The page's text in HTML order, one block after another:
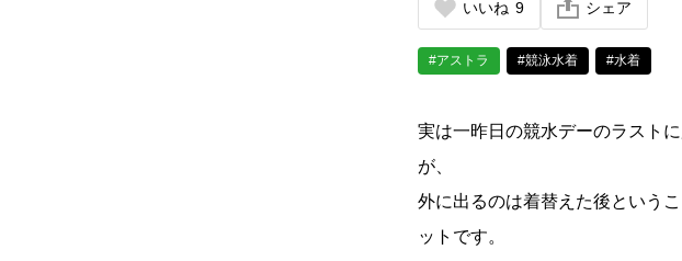
いいね 9 シェア
#アストラ #競泳水着 #水着
実は一昨日の競水デーのラスト
が、
外に出るのは着替えた後という
ットです。